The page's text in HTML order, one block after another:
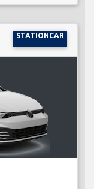
STATIONCAR